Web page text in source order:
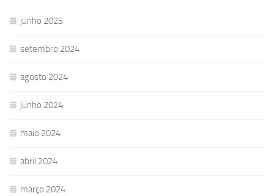
junho 2025
setembro 2024
agosto 2024
junho 2024
maio 2024
abril 2024
março 2024